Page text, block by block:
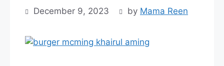
December 9, 2023 by Mama Reen